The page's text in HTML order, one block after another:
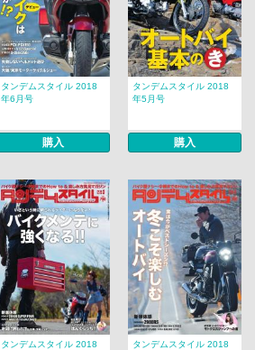
タンデムスタイル 2018
年6月号
購入
タンデムスタイル 2018
年5月号
購入
タンデムスタイル 2018 タンデムスタイル 2018